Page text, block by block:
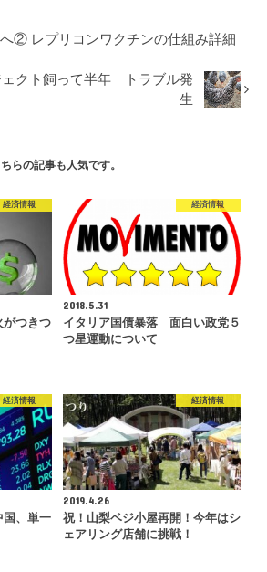
② レプリコンワクチンの仕組み詳細
ェクト飼って半年 トラブル発
生
らの記事も人気です。
経済情報
つきつ
経済情報
2018.5.31
イタリア国債暴落 面白い政党５
つ星運動について
経済情報
国、単一
経済情報
2019.4.26
祝！山梨ベジ小屋再開！今年はシ
ェアリング店舗に挑戦！